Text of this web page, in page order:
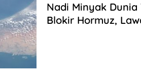
Nadi Minyak
Blokir Hormuz,